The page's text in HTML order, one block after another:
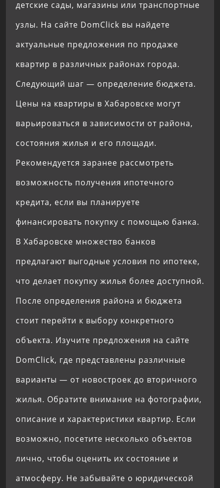
детские сады, магазины или транспортные
узлы. На сайте DomClick вы найдете
актуальные предложения по продаже
квартир в различных районах города.
Следующий шаг — определение бюджета.
Цены на квартиры в Хабаровске могут
варьироваться в зависимости от района,
состояния жилья и его площади.
Рекомендуется заранее рассмотреть
возможность получения ипотечного
кредита, если вы планируете
финансировать покупку с помощью банка.
В Хабаровске множество банков
предлагают выгодные условия по ипотеке,
что делает покупку жилья более доступной.
После определения района и бюджета
стоит перейти к выбору конкретного
объекта. Изучите предложения на сайте
DomClick, где представлены различные
варианты — от новостроек до вторичного
жилья. Обратите внимание на фотографии,
описание и характеристики квартир. Если
возможно, посетите несколько объектов
лично, чтобы оценить их состояние и
атмосферу. Не забывайте о юридической